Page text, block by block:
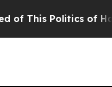
This Politics of